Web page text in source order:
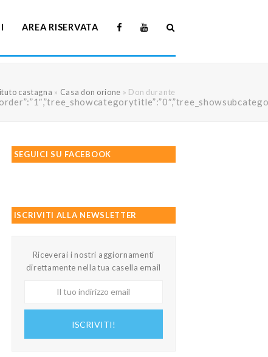
AREA RISERVATA
castagna » Casa don orione » Don durante
SEGUICI SU FACEBOOK
ISCRIVITI ALLA NEWSLETTER
Riceverai i nostri aggiornamenti
direttamente nella tua casella email
ISCRIVITI!